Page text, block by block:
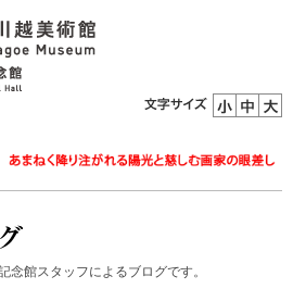
念館スタッフによるブログです。